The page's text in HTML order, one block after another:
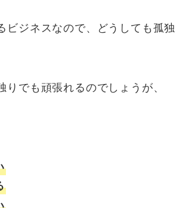
ジネスなので、どうしても孤
でも頑張れるのでしょうが、